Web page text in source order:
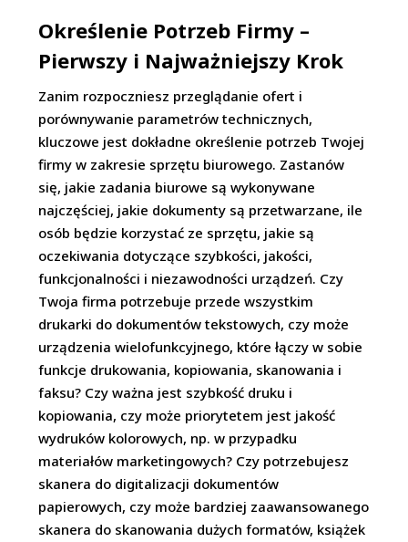
Określenie Potrzeb Firmy –
Pierwszy i Najważniejszy Krok
Zanim rozpoczniesz przeglądanie ofert i
porównywanie parametrów technicznych,
kluczowe jest dokładne określenie potrzeb Twojej
firmy w zakresie sprzętu biurowego. Zastanów
się, jakie zadania biurowe są wykonywane
najczęściej, jakie dokumenty są przetwarzane, ile
osób będzie korzystać ze sprzętu, jakie są
oczekiwania dotyczące szybkości, jakości,
funkcjonalności i niezawodności urządzeń. Czy
Twoja firma potrzebuje przede wszystkim
drukarki do dokumentów tekstowych, czy może
urządzenia wielofunkcyjnego, które łączy w sobie
funkcje drukowania, kopiowania, skanowania i
faksu? Czy ważna jest szybkość druku i
kopiowania, czy może priorytetem jest jakość
wydruków kolorowych, np. w przypadku
materiałów marketingowych? Czy potrzebujesz
skanera do digitalizacji dokumentów
papierowych, czy może bardziej zaawansowanego
skanera do skanowania dużych formatów, książek